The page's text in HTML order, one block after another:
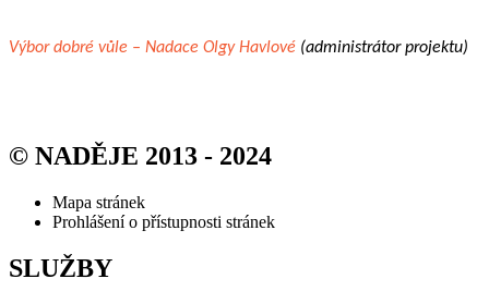
Výbor dobré vůle – Nadace Olgy Havlové (administrátor projektu)
© NADĚJE 2013 - 2024
Mapa stránek
Prohlášení o přístupnosti stránek
SLUŽBY